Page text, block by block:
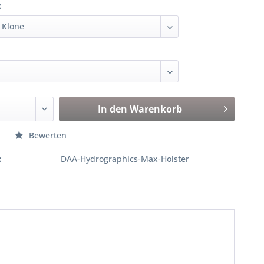
In den Warenkorb
Bewerten
DAA-Hydrographics-Max-Holster